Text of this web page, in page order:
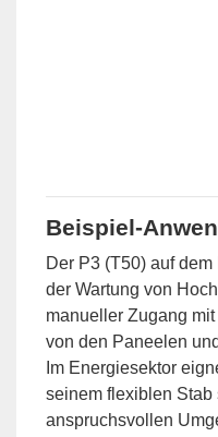
Beispiel-
Der P3 (T50) auf
der Wartung von
manueller Zugang
von den Paneelen
Im Energiesektor
seinem flexiblen
anspruchsvollen